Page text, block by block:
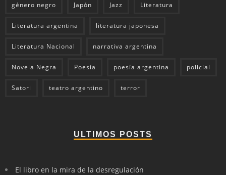
género negro Japón Jazz Literatura
Literatura argentina literatura japonesa
Literatura Nacional narrativa argentina
Novela Negra Poesía poesía argentina policial
Satori teatro argentino terror
ULTIMOS POSTS
El libro en la mira de la desregulación